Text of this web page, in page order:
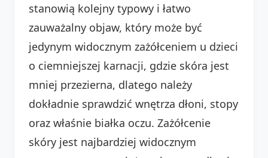
stanowią kolejny typowy i łatwo
zauważalny objaw, który może być
jedynym widocznym zażółceniem u dzieci
o ciemniejszej karnacji, gdzie skóra jest
mniej przezierna, dlatego należy
dokładnie sprawdzić wnętrza dłoni, stopy
oraz właśnie białka oczu. Zażółcenie
skóry jest najbardziej widocznym